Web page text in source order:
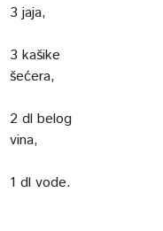
3 jaja,
3 kašike
šećera,
2 dl belog
vina,
1 dl vode.